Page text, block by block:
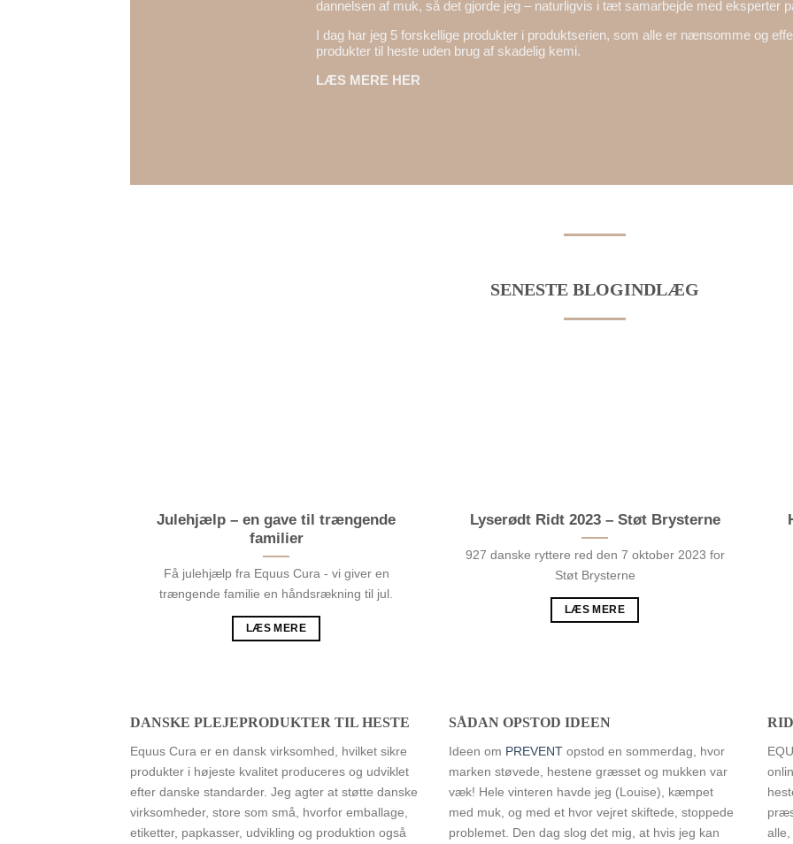
dannelsen af muk, så det gjorde jeg – naturligvis i tæt samarbejde med eksperter
I dag har jeg 5 forskellige produkter i produktserien, som alle er nænsomme og
produkter til heste uden brug af skadelig kemi.
LÆS MERE HER
SENESTE BLOGINDLÆG
Julehjælp – en gave til trængende
familier
Få julehjælp fra Equus Cura - vi giver en
trængende familie en håndsrækning til jul.
LÆS MERE
Lyserødt Ridt 2023 – Støt Brysterne
927 danske ryttere red den 7 oktober 2023 for
Støt Brysterne
LÆS MERE
DANSKE PLEJEPRODUKTER TIL HESTE
Equus Cura er en dansk virksomhed, hvilket sikre
produkter i højeste kvalitet produceres og udviklet
efter danske standarder. Jeg agter at støtte danske
virksomheder, store som små, hvorfor emballage,
etiketter, papkasser, udvikling og produktion også
SÅDAN OPSTOD IDEEN
Ideen om PREVENT opstod en sommerdag, hvor
marken støvede, hestene græsset og mukken var
væk! Hele vinteren havde jeg (Louise), kæmpet
med muk, og med et hvor vejret skiftede, stoppede
problemet. Den dag slog det mig, at hvis jeg kan